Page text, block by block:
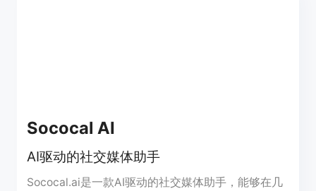
Sococal AI
AI驱动的社交媒体助手
Sococal.ai是一款AI驱动的社交媒体助手，能够在几